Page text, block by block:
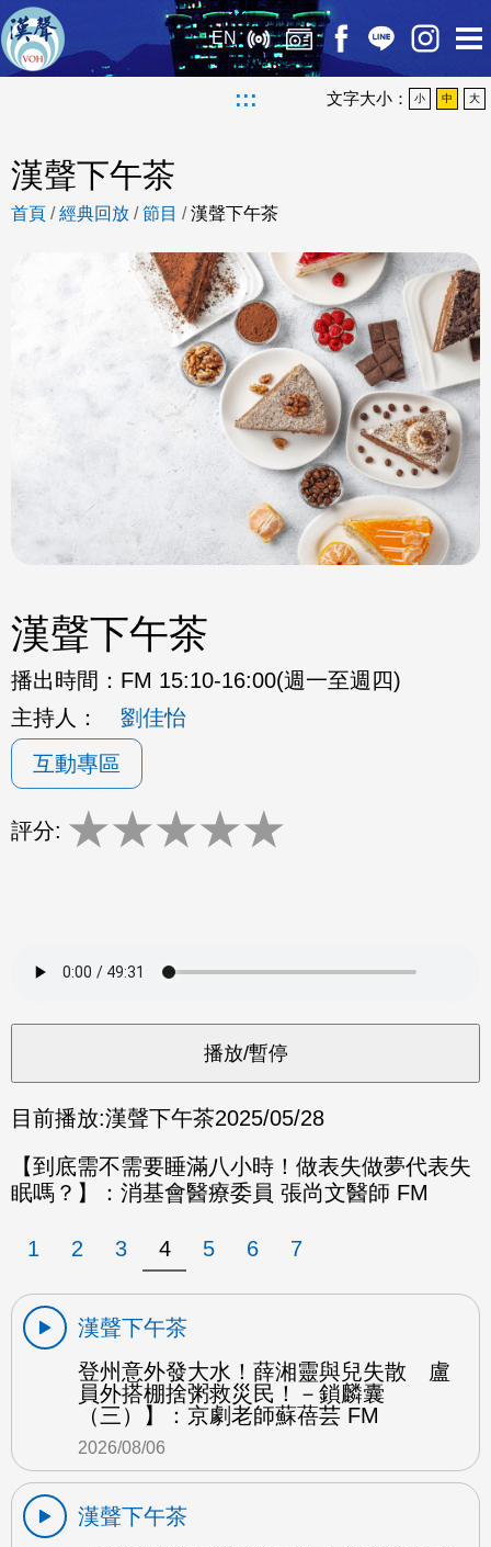
EN
::: 文字大小： 小 中 大
漢聲下午茶
首頁 /經典回放 /節目 /漢聲下午茶
漢聲下午茶
播出時間： FM 15:10-16:00(週一至週四)
主持人：
劉佳怡
互動專區
評分: ★★★★★
目前播放:漢聲下午茶2025/05/28
【到底需不需要睡滿八小時！做表失做夢代表失
眠嗎？】：消基會醫療委員 張尚文醫師 FM
1 2 3 4 5 6 7
漢聲下午茶
登州意外發大水！薛湘靈與兒失散 盧
員外搭棚捨粥救災民！－鎖麟囊
（三）】：京劇老師蘇蓓芸 FM
2026/08/06
漢聲下午茶